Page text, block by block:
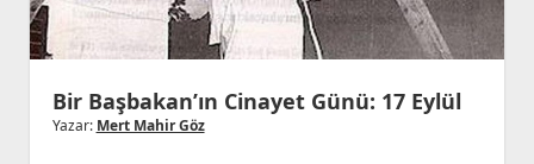
Bir Başbakan’ın Cinayet Günü: 17 Eylül
Yazar: Mert Mahir Göz